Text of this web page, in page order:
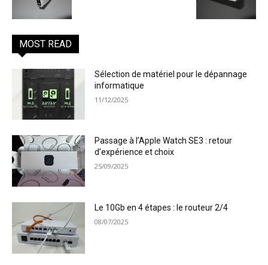
MOST READ
Sélection de matériel pour le dépannage
informatique
11/12/2025
Passage à l’Apple Watch SE3 : retour
d’expérience et choix
25/09/2025
Le 10Gb en 4 étapes : le routeur 2/4
08/07/2025